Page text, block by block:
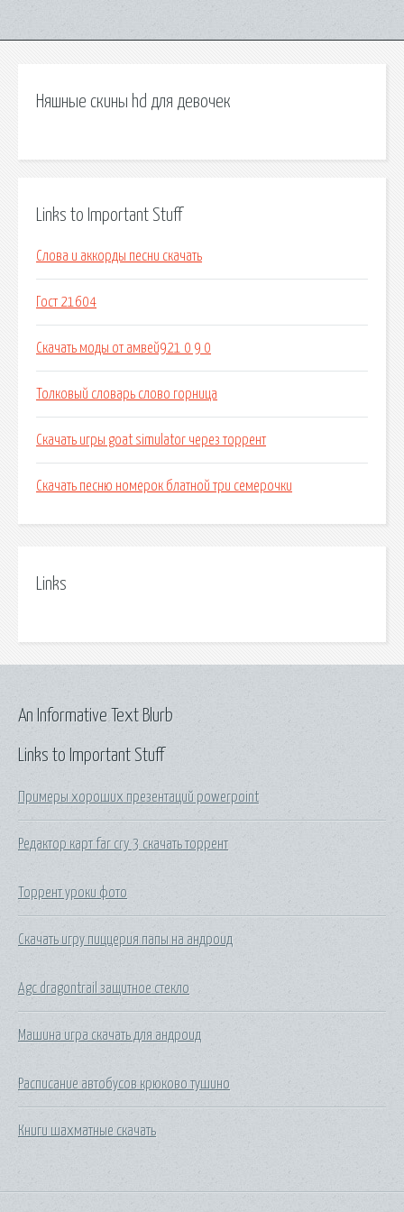
Няшные скины hd для девочек
Links to Important Stuff
Слова и аккорды песни скачать
Гост 21604
Скачать моды от амвей921 0 9 0
Толковый словарь слово горница
Скачать игры goat simulator через торрент
Скачать песню номерок блатной три семерочки
Links
Links to Important Stuff
Примеры хороших презентаций powerpoint
Редактор карт far cry 3 скачать торрент
Торрент уроки фото
Скачать игру пиццерия папы на андроид
Agc dragontrail защитное стекло
Машина игра скачать для андроид
Расписание автобусов крюково тушино
Книги шахматные скачать
An Informative Text Blurb